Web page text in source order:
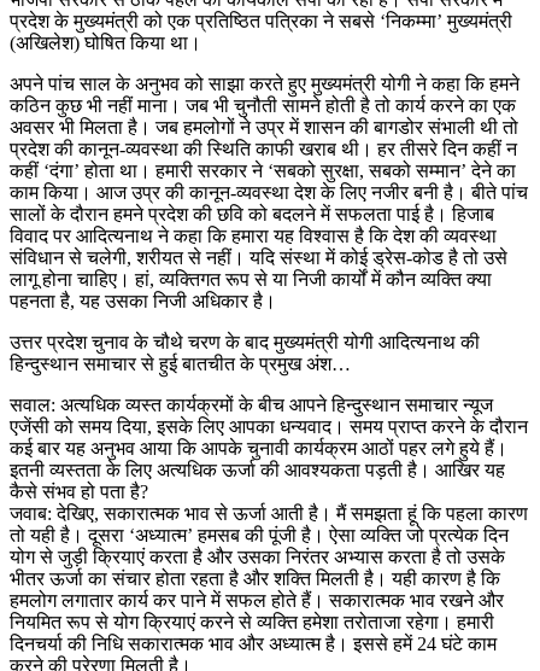
प्रदेश के मुख्यमंत्री को एक प्रतिष्ठित पत्रिका ने सबसे ‘निकम्मा’ मुख्यमंत्री
(अखिलेश) घोषित किया था।
अपने पांच साल के अनुभव को साझा करते हुए मुख्यमंत्री योगी ने कहा कि हमने
कठिन कुछ भी नहीं माना। जब भी चुनौती सामने होती है तो कार्य करने का एक
अवसर भी मिलता है। जब हमलोगों ने उप्र में शासन की बागडोर संभाली थी तो
प्रदेश की कानून-व्यवस्था की स्थिति काफी खराब थी। हर तीसरे दिन कहीं न
कहीं ‘दंगा’ होता था। हमारी सरकार ने ‘सबको सुरक्षा, सबको सम्मान’ देने का
काम किया। आज उप्र की कानून-व्यवस्था देश के लिए नजीर बनी है। बीते पांच
सालों के दौरान हमने प्रदेश की छवि को बदलने में सफलता पाई है। हिजाब
विवाद पर आदित्यनाथ ने कहा कि हमारा यह विश्वास है कि देश की व्यवस्था
संविधान से चलेगी, शरीयत से नहीं। यदि संस्था में कोई ड्रेस-कोड है तो उसे
लागू होना चाहिए। हां, व्यक्तिगत रूप से या निजी कार्यों में कौन व्यक्ति क्या
पहनता है, यह उसका निजी अधिकार है।
उत्तर प्रदेश चुनाव के चौथे चरण के बाद मुख्यमंत्री योगी आदित्यनाथ की
हिन्दुस्थान समाचार से हुई बातचीत के प्रमुख अंश…
सवाल: अत्यधिक व्यस्त कार्यक्रमों के बीच आपने हिन्दुस्थान समाचार न्यूज
एजेंसी को समय दिया, इसके लिए आपका धन्यवाद। समय प्राप्त करने के दौरान
कई बार यह अनुभव आया कि आपके चुनावी कार्यक्रम आठों पहर लगे हुये हैं।
इतनी व्यस्तता के लिए अत्यधिक ऊर्जा की आवश्यकता पड़ती है। आखिर यह
कैसे संभव हो पता है?
जवाब: देखिए, सकारात्मक भाव से ऊर्जा आती है। मैं समझता हूं कि पहला कारण
तो यही है। दूसरा ‘अध्यात्म’ हमसब की पूंजी है। ऐसा व्यक्ति जो प्रत्येक दिन
योग से जुड़ी क्रियाएं करता है और उसका निरंतर अभ्यास करता है तो उसके
भीतर ऊर्जा का संचार होता रहता है और शक्ति मिलती है। यही कारण है कि
हमलोग लगातार कार्य कर पाने में सफल होते हैं। सकारात्मक भाव रखने और
नियमित रूप से योग क्रियाएं करने से व्यक्ति हमेशा तरोताजा रहेगा। हमारी
दिनचर्या की निधि सकारात्मक भाव और अध्यात्म है। इससे हमें 24 घंटे काम
करने की प्रेरणा मिलती है।